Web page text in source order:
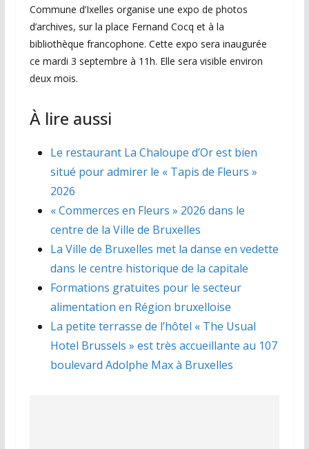
Commune d’Ixelles organise une expo de photos
d’archives, sur la place Fernand Cocq et à la
bibliothèque francophone. Cette expo sera inaugurée
ce mardi 3 septembre à 11h. Elle sera visible environ
deux mois.
À lire aussi
Le restaurant La Chaloupe d’Or est bien
situé pour admirer le « Tapis de Fleurs »
2026
« Commerces en Fleurs » 2026 dans le
centre de la Ville de Bruxelles
La Ville de Bruxelles met la danse en vedette
dans le centre historique de la capitale
Formations gratuites pour le secteur
alimentation en Région bruxelloise
La petite terrasse de l’hôtel « The Usual
Hotel Brussels » est très accueillante au 107
boulevard Adolphe Max à Bruxelles